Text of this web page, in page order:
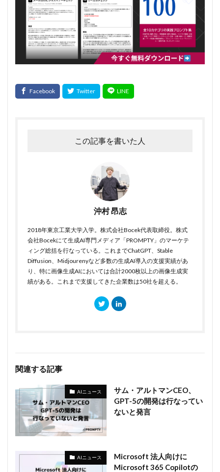
この記事を書いた人
沖村 昂志
2018年東京工業大学入学。株式会社Bocek代表取締役。株式
会社Bocekにて生成AI専門メディア「PROMPTY」のマーケテ
ィング総括を行なっている。これまでChatGPT、Stable
Diffusion、Midjourenyなど多数の生成AI導入の支援実績があ
り、特に画像生成AIにおいては合計2000枚以上の画像生成実
績がある。これまで支援してきた企業数は50社を超える。
関連する記事
AIニュース
サム・アルトマンCEO、
GPT-5の開発は行なってい
ないと発言
AIニュース
Microsoft 法人向けに
Microsoft 365 Copilotの